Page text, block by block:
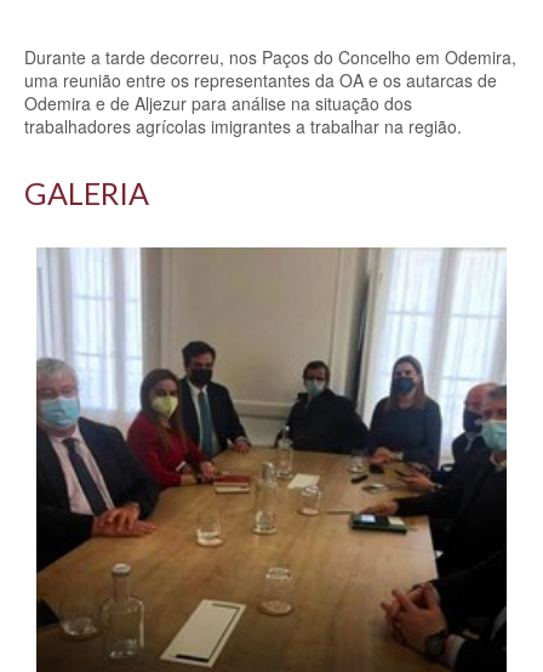
Durante a tarde decorreu, nos Paços do Concelho em Odemira,
uma reunião entre os representantes da OA e os autarcas de
Odemira e de Aljezur para análise na situação dos
trabalhadores agrícolas imigrantes a trabalhar na região.
GALERIA